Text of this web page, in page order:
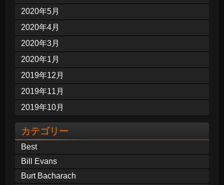
2020年5月
2020年4月
2020年3月
2020年1月
2019年12月
2019年11月
2019年10月
カテゴリー
Best
Bill Evans
Burt Bacharach